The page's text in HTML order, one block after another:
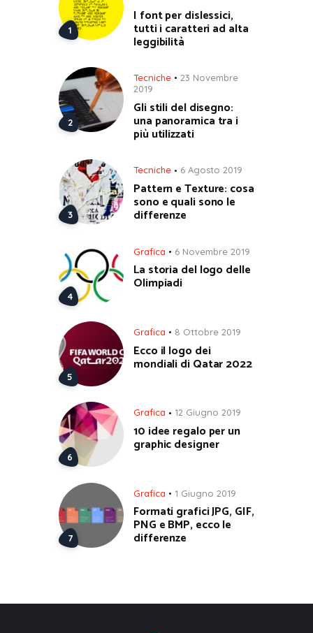
I font per dislessici,
tutti i caratteri ad alta
leggibilità
Tecniche
23 Novembre
2019
Gli stili del disegno:
una panoramica tra i
più utilizzati
Tecniche 6 Agosto 2019
Pattern e Texture: cosa
sono e quali sono le
differenze
Grafica 6 Novembre 2019
La storia del logo delle
Olimpiadi
Grafica 8 Ottobre 2019
Ecco il logo dei
mondiali di Qatar 2022
Grafica 12 Giugno 2019
10 idee regalo per un
graphic designer
Grafica 1 Giugno 2019
Formati grafici JPG, GIF,
PNG e BMP, ecco le
differenze